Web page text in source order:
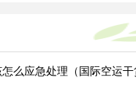
么应急处理（国际空运干